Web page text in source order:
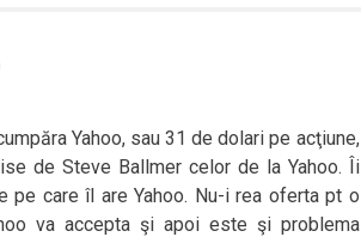
Yahoo, sau 31 de dolari pe acţiune,
de Steve Ballmer celor de la Yahoo. Îi
pe care îl are Yahoo. Nu-i rea oferta pt o
va accepta şi apoi este şi problema